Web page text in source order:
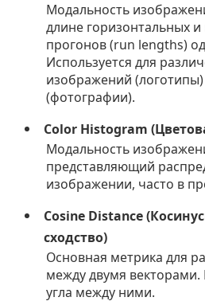
Модальность
длине горизонтальных
прогонов (run lengths)
Используется для
изображений
(фотографии).
Color Histogram
Модальность
представляющий
изображении, часто в
Cosine Distance
сходство)
Основная метрика для
между двумя векторами.
угла между ними.